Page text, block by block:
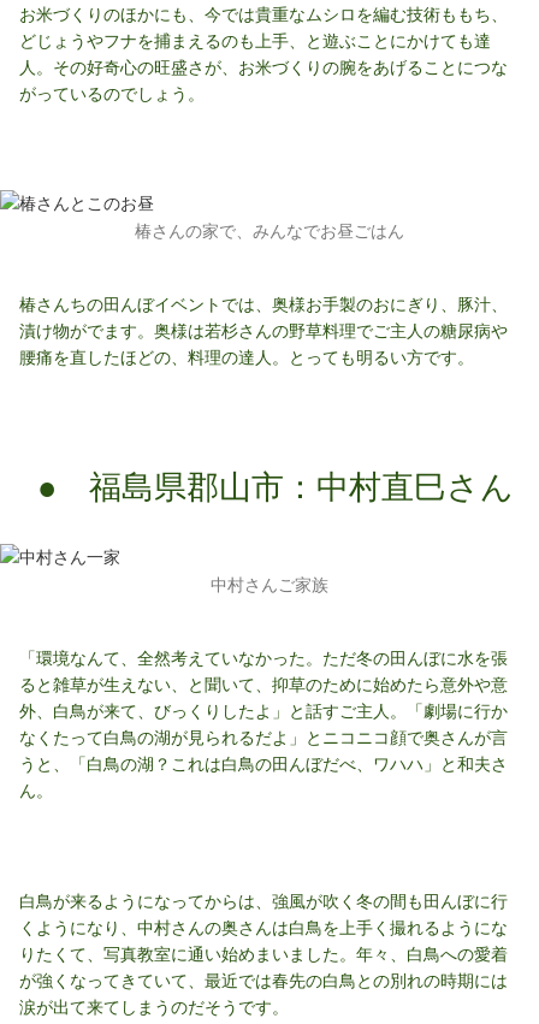
お米づくりのほかにも、今では貴重なムシロを編む技術ももち、
どじょうやフナを捕まえるのも上手、と遊ぶことにかけても達
人。その好奇心の旺盛さが、お米づくりの腕をあげることにつな
がっているのでしょう。
椿さんの家で、みんなでお昼ごはん
椿さんちの田んぼイベントでは、奥様お手製のおにぎり、豚汁、
漬け物がでます。奥様は若杉さんの野草料理でご主人の糖尿病や
腰痛を直したほどの、料理の達人。とっても明るい方です。
● 福島県郡山市：中村直巳さん
中村さんご家族
「環境なんて、全然考えていなかった。ただ冬の田んぼに水を張
ると雑草が生えない、と聞いて、抑草のために始めたら意外や意
外、白鳥が来て、びっくりしたよ」と話すご主人。「劇場に行か
なくたって白鳥の湖が見られるだよ」とニコニコ顔で奥さんが言
うと、「白鳥の湖？これは白鳥の田んぼだべ、ワハハ」と和夫さ
ん。
白鳥が来るようになってからは、強風が吹く冬の間も田んぼに行
くようになり、中村さんの奥さんは白鳥を上手く撮れるようにな
りたくて、写真教室に通い始めまいました。年々、白鳥への愛着
が強くなってきていて、最近では春先の白鳥との別れの時期には
涙が出て来てしまうのだそうです。